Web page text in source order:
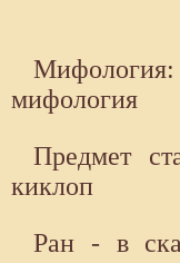
мифология
Предмет
киклоп
Ран - в